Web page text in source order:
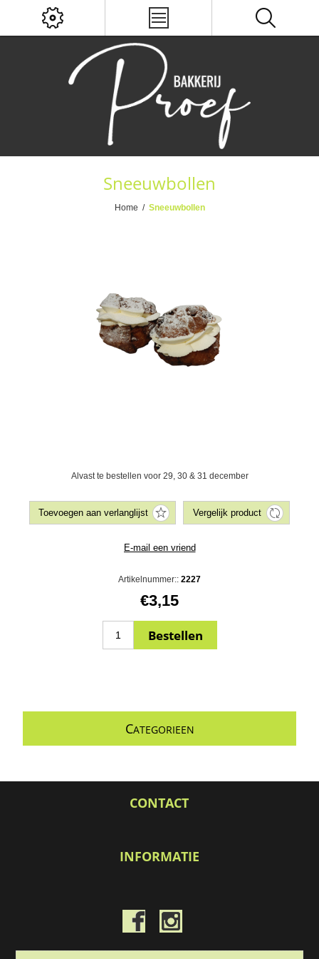
Sneeuwbollen
Home / Sneeuwbollen
Alvast te bestellen voor 29, 30 & 31 december
Artikelnummer:: 2227
€3,15
CATEGORIEEN
CONTACT
INFORMATIE